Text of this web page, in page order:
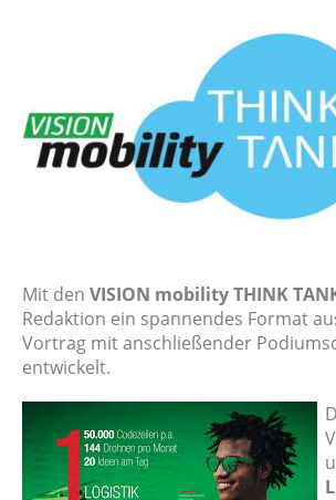
Mit den VISION mobility THINK
Redaktion ein spannendes Format
Vortrag mit anschließender
entwickelt.